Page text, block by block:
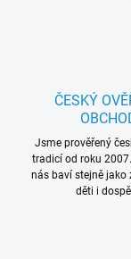
ČESKÝ
Jsme prověřený
tradicí od roku
nás baví stejně jako
děti i